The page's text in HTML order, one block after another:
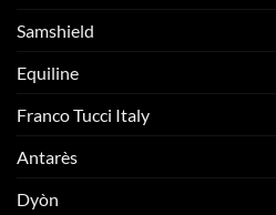
Samshield
Equiline
Franco Tucci Italy
Antarès
Dyòn